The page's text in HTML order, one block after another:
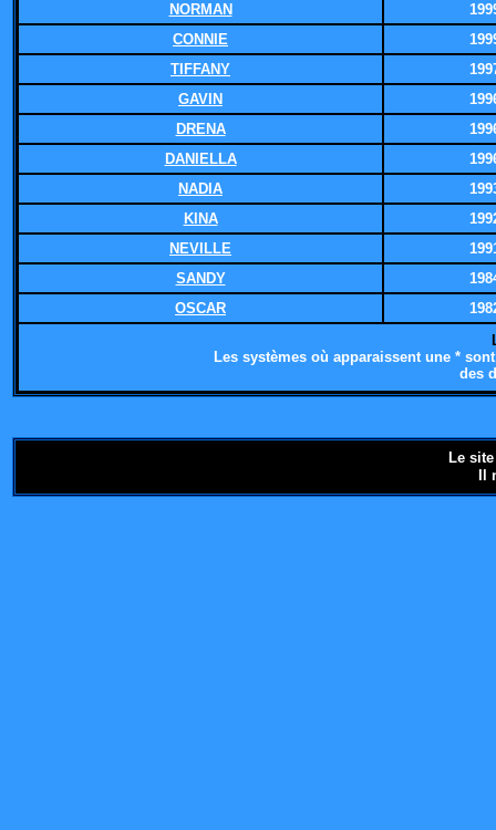
NORMAN
CONNIE
TIFFANY
GAVIN
DRENA
DANIELLA
NADIA
KINA
NEVILLE
SANDY
OSCAR
Les systèmes où apparaissent une *
des
Le